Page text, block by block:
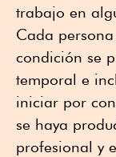
trabajo en
Cada
condición se
temporal e
iniciar por
se haya
profesional y